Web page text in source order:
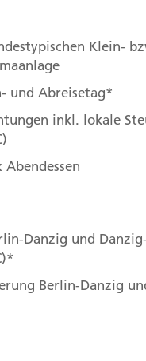
Klein-
und Abreisetag*
inkl. lokale
Abendessen
Danzig und
Berlin-Danzig